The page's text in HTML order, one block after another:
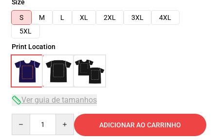
Size
S
M L XL 2XL 3XL
4XL
5XL
Print Location
Ver guia de tamanhos
ADICIONAR AO CARRINHO